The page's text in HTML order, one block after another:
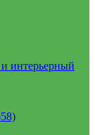
интерьерный